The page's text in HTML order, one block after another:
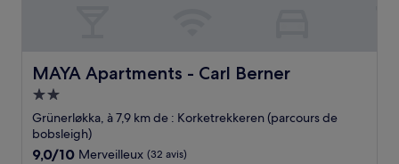
MAYA Apartments - Carl Berner
MAYA Apartments - Carl Berner
Hébergement
2.0 étoiles
Grünerløkka, à 7,9 km de : Korketrekkeren (parcours de
bobsleigh)
9.0
9,0/10 Merveilleux (32 avis)